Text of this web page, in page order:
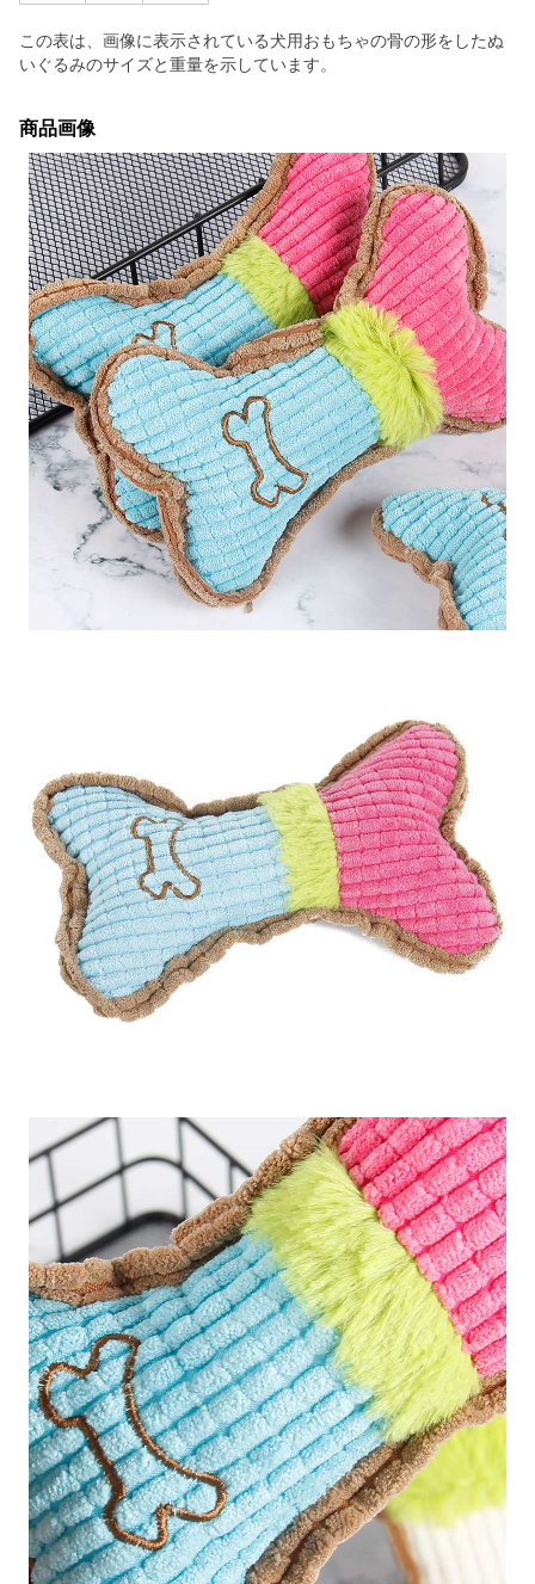
この表は、画像に表示されている犬用おもちゃの骨の形をしたぬ
いぐるみのサイズと重量を示しています。
商品画像